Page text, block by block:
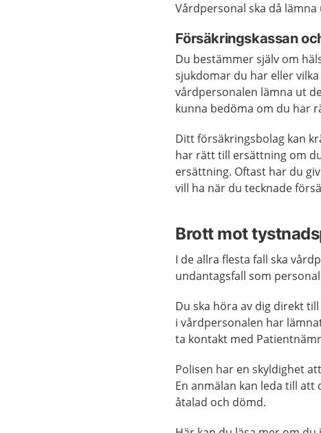
Vårdpersonal ska då
Försäkringskassan
Du bestämmer själv om
sjukdomar du har eller
vårdpersonalen lämna ut
kunna bedöma om du har
Ditt försäkringsbolag kan
har rätt till ersättning om
ersättning. Oftast har du
vill ha när du tecknade
Brott mot
I de allra flesta fall ska
undantagsfall som
Du ska höra av dig direkt
i vårdpersonalen har
ta kontakt med
Polisen har en skyldighet
En anmälan kan leda till
åtalad och dömd.